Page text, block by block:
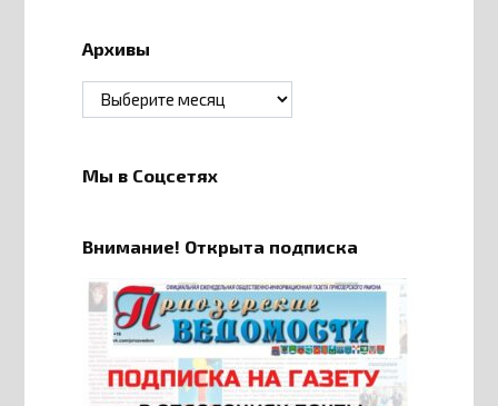
Архивы
Архивы
Мы в Соцсетях
Внимание! Открыта подписка